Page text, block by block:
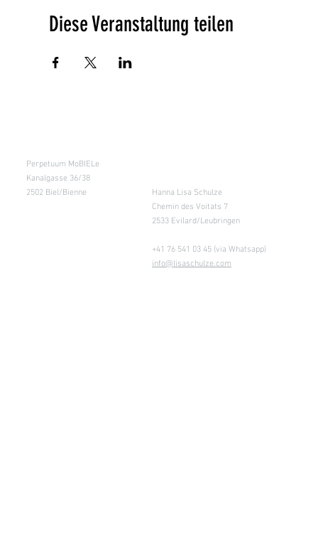
Diese Veranstaltung teilen
Perpetuum MoBIELe
Kanalgasse 36/38
2502 Biel/Bienne
Hanna Lisa Schulze
Chemin des Voitats 7
2533 Evilard/Leubringen
+41 76 541 03 45 (via Whatsapp)
info@lisaschulze.com